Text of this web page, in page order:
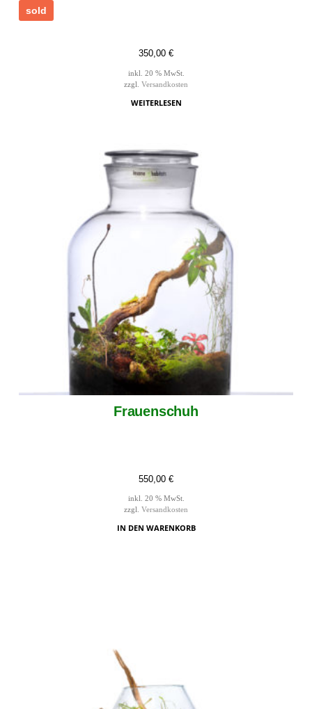
sold
350,00 €
inkl. 20 % MwSt.
zzgl. Versandkosten
WEITERLESEN
Frauenschuh
550,00 €
inkl. 20 % MwSt.
zzgl. Versandkosten
IN DEN WARENKORB